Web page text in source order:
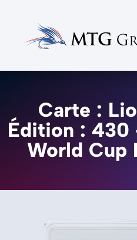
Carte :
Édition : 430
World Cup